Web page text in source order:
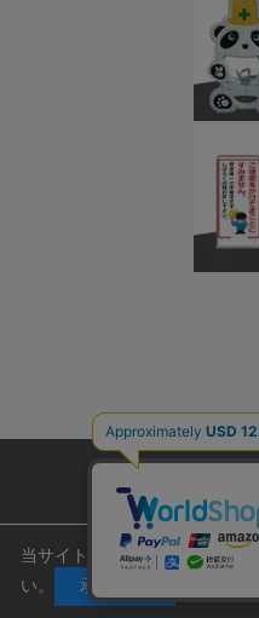
当サイトでは安心してご利用
い。
承諾する